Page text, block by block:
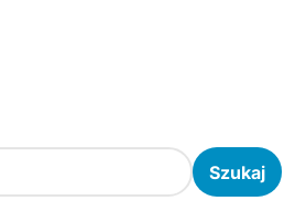
Szukaj